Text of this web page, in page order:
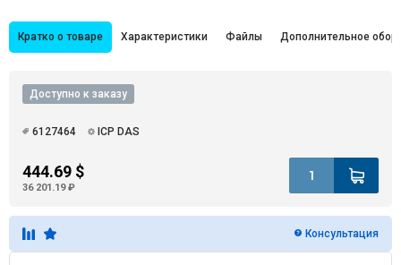
Кратко о товаре Характеристики Файлы Дополнительное
Доступно к заказу
6127464 ICP DAS
444.69 $
36 201.19 ₽
Консультация